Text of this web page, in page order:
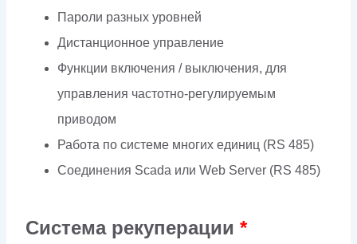
Пароли разных уровней
Дистанционное управление
Функции включения / выключения, для
управления частотно-регулируемым
приводом
Работа по системе многих единиц (RS 485)
Соединения Scada или Web Server (RS 485)
Система рекуперации *